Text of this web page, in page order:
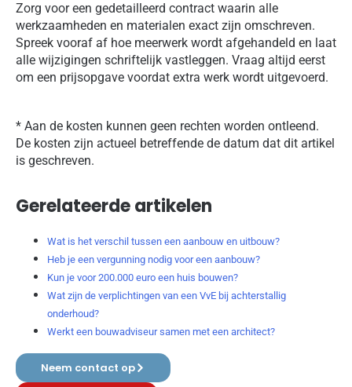
Zorg voor een gedetailleerd contract waarin alle
werkzaamheden en materialen exact zijn omschreven.
Spreek vooraf af hoe meerwerk wordt afgehandeld en laat
alle wijzigingen schriftelijk vastleggen. Vraag altijd eerst
om een prijsopgave voordat extra werk wordt uitgevoerd.
* Aan de kosten kunnen geen rechten worden ontleend.
De kosten zijn actueel betreffende de datum dat dit artikel
is geschreven.
Gerelateerde artikelen
Wat is het verschil tussen een aanbouw en uitbouw?
Heb je een vergunning nodig voor een aanbouw?
Kun je voor 200.000 euro een huis bouwen?
Wat zijn de verplichtingen van een VvE bij achterstallig
onderhoud?
Werkt een bouwadviseur samen met een architect?
Neem contact op